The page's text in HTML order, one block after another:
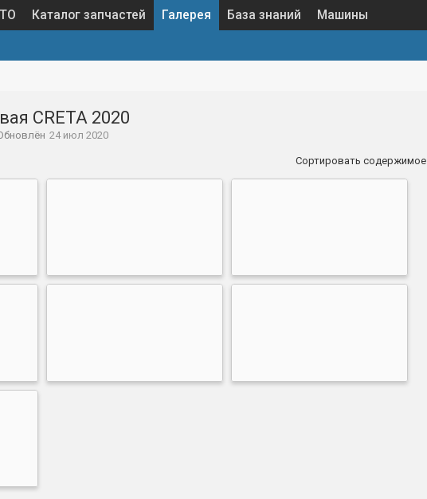
Каталог запчастей Галерея База знаний Машины
CRETA 2020
24 июл 2020
Сортировать содержимое